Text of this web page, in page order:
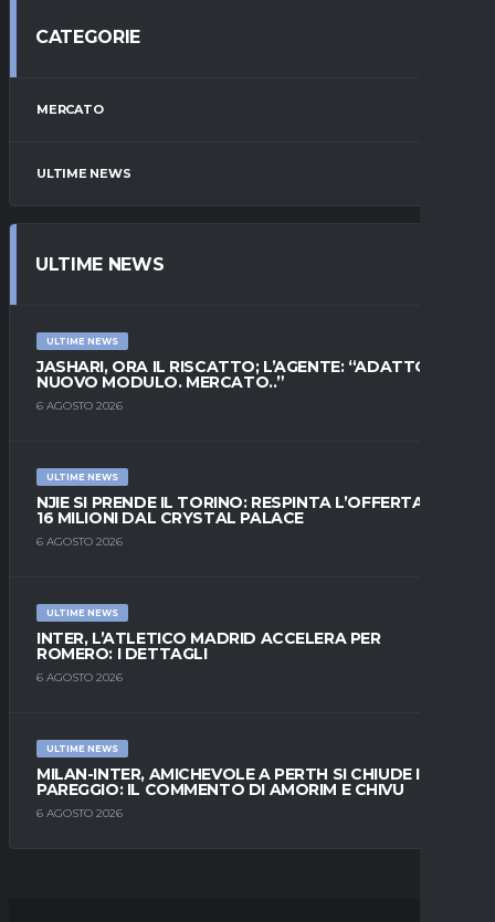
CATEGORIE
MERCATO
ULTIME NEWS
ULTIME NEWS
ULTIME NEWS
JASHARI, ORA IL RISCATTO; L’AGENTE: “ADATTO AL
NUOVO MODULO. MERCATO..”
6 AGOSTO 2026
ULTIME NEWS
NJIE SI PRENDE IL TORINO: RESPINTA L’OFFERTA DI
16 MILIONI DAL CRYSTAL PALACE
6 AGOSTO 2026
ULTIME NEWS
INTER, L’ATLETICO MADRID ACCELERA PER
ROMERO: I DETTAGLI
6 AGOSTO 2026
ULTIME NEWS
MILAN-INTER, AMICHEVOLE A PERTH SI CHIUDE IN
PAREGGIO: IL COMMENTO DI AMORIM E CHIVU
6 AGOSTO 2026